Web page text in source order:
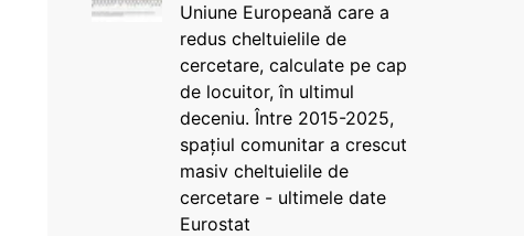
Uniune Europeană care a
redus cheltuielile de
cercetare, calculate pe cap
de locuitor, în ultimul
deceniu. Între 2015-2025,
spațiul comunitar a crescut
masiv cheltuielile de
cercetare - ultimele date
Eurostat